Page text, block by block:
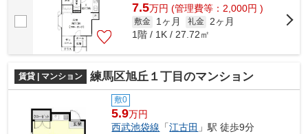
7.5万円 (管理費等：2,000円 )
敷金 1ヶ月 礼金
2ヶ月
1階 / 1K / 27.72㎡
賃貸 | マンション 練馬区旭丘１丁目のマンション
敷0
5.9万円
西武池袋線 「江古田 」駅 徒歩9分